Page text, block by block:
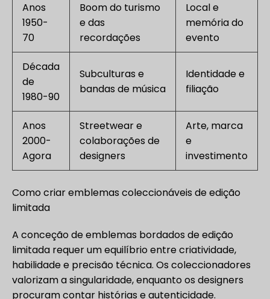
Anos
1950-
70
Boom do turismo
e das
recordações
Local e
memória do
evento
Década
de
1980-90
Subculturas e
bandas de música
Identidade e
filiação
Anos
2000-
Agora
Streetwear e
colaborações de
designers
Arte, marca
e
investimento
Como criar emblemas coleccionáveis de edição
limitada
A conceção de emblemas bordados de edição
limitada requer um equilíbrio entre criatividade,
habilidade e precisão técnica. Os coleccionadores
valorizam a singularidade, enquanto os designers
procuram contar histórias e autenticidade.